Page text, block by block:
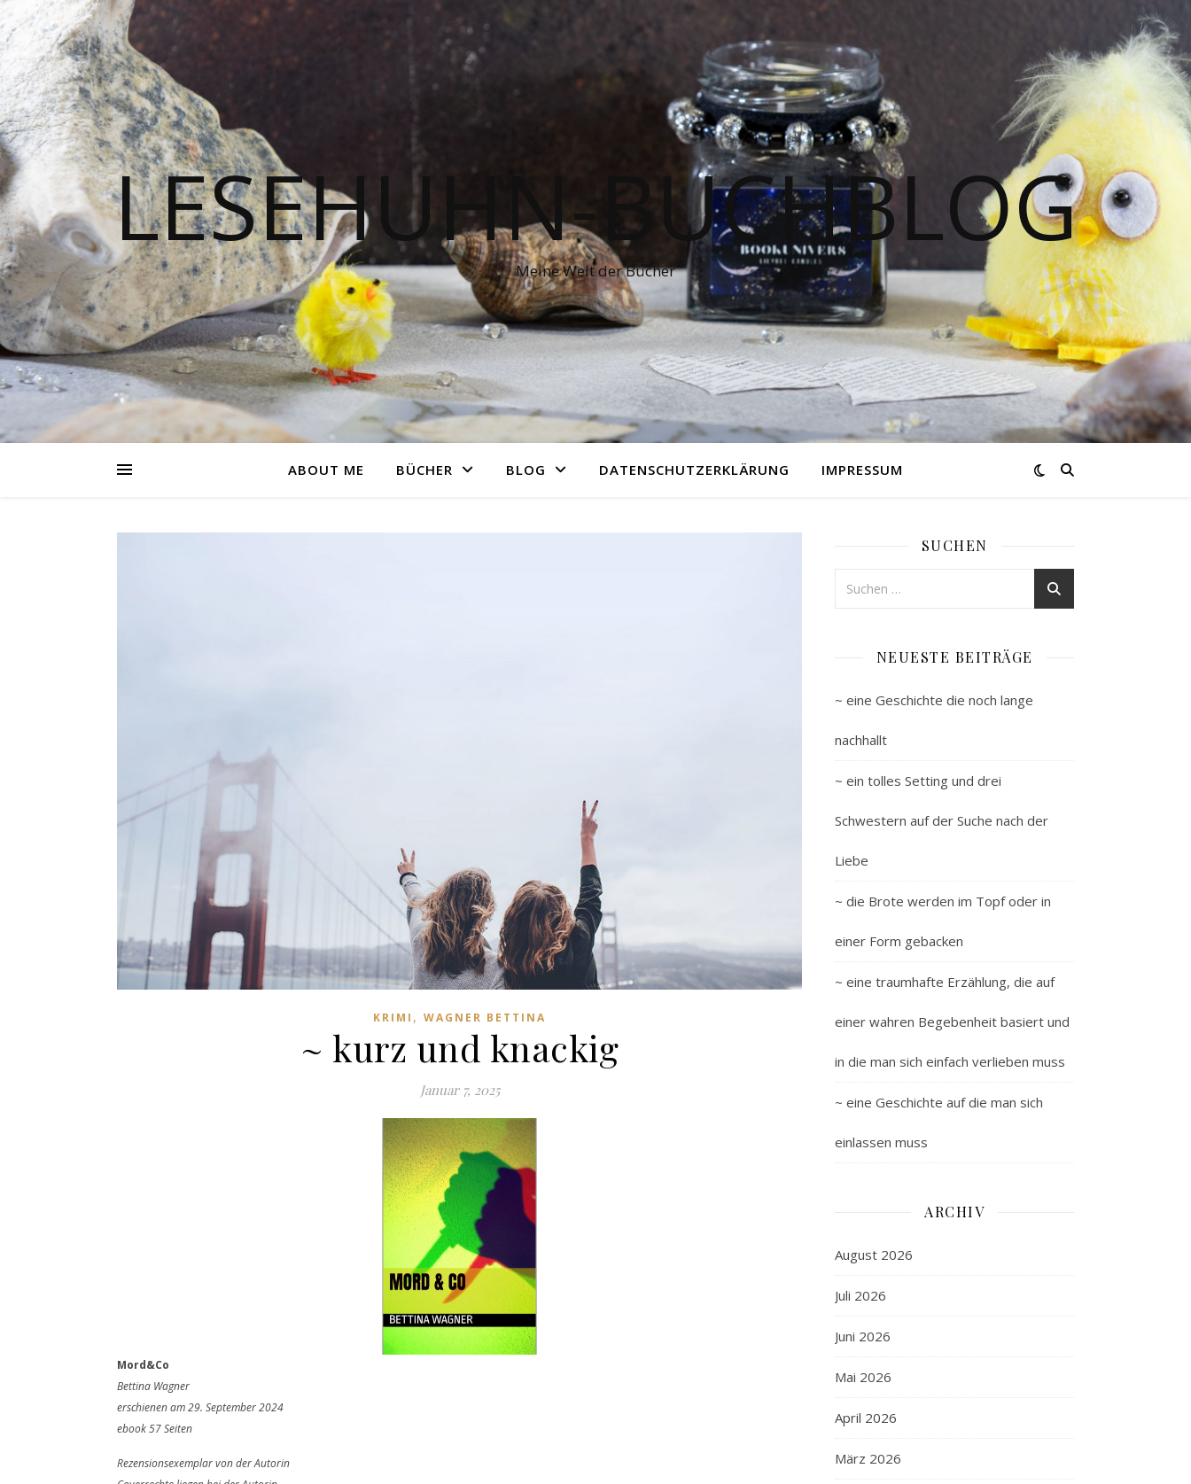
LESEHUHN-BUCHBLOG
Meine Welt der Bücher
ABOUT ME BÜCHER BLOG DATENSCHUTZERKLÄRUNG IMPRESSUM
KRIMI , WAGNER BETTINA
~ kurz und knackig
Januar 7, 2025
Mord&Co
Bettina Wagner
erschienen am 29. September 2024
ebook 57 Seiten
Rezensionsexemplar von der Autorin
SUCHEN
NEUESTE BEITRÄGE
~ eine Geschichte die noch lange
nachhallt
~ ein tolles Setting und drei
Schwestern auf der Suche nach der
Liebe
~ die Brote werden im Topf oder in
einer Form gebacken
~ eine traumhafte Erzählung, die auf
einer wahren Begebenheit basiert und
in die man sich einfach verlieben muss
~ eine Geschichte auf die man sich
einlassen muss
ARCHIV
August 2026
Juli 2026
Juni 2026
Mai 2026
April 2026
März 2026